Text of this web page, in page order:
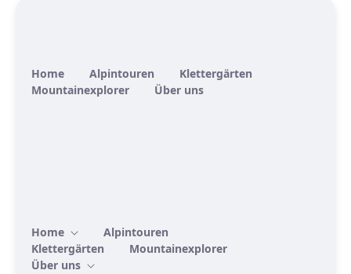
Home Alpintouren
Klettergärten
Mountainexplorer
Über uns
Home
Alpintouren
Klettergärten
Mountainexplorer
Über uns